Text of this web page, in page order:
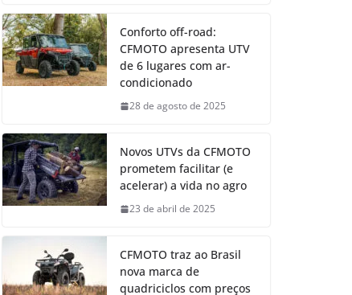
Conforto off-road:
CFMOTO apresenta UTV
de 6 lugares com ar-
condicionado
28 de agosto de 2025
Novos UTVs da CFMOTO
prometem facilitar (e
acelerar) a vida no agro
23 de abril de 2025
CFMOTO traz ao Brasil
nova marca de
quadriciclos com preços